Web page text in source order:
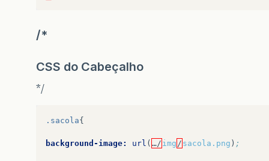
</body>
/*
CSS do Cabeçalho
*/
.sacola{
background-image: url ( …/ img / sacola.png ) ;